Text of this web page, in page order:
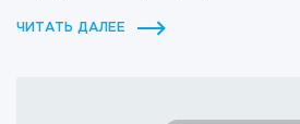
ЧИТАТЬ ДАЛЕЕ